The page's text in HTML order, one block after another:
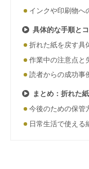
インクや印刷物へ
具体的な手順と
折れた紙を戻す具
作業中の注意点と
読者からの成功事
まとめ：折れた
今後のための保管
日常生活で使える